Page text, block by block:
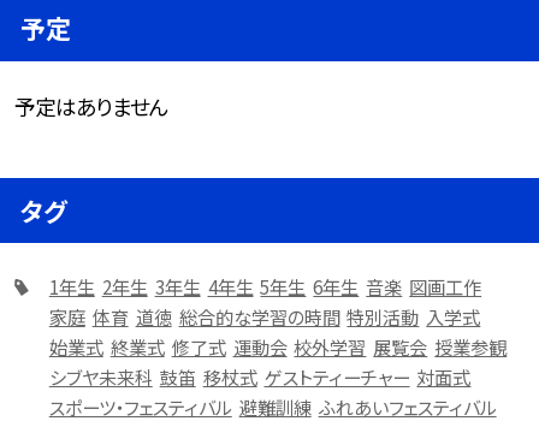
予定
予定はありません
タグ
1年生 2年生 3年生 4年生 5年生 6年生 音楽 図画工作
家庭 体育 道徳 総合的な学習の時間 特別活動 入学式
始業式 終業式 修了式 運動会 校外学習 展覧会 授業参観
シブヤ未来科 鼓笛 移杖式 ゲストティーチャー 対面式
スポーツ・フェスティバル 避難訓練 ふれあいフェスティバル